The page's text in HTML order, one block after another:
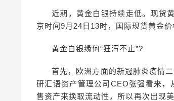
近期，黄金白银持续走低。现货
京时间9月24日13时，国际现货黄金
黄金白银缘何“狂泻不止”?
首先，欧洲方面的新冠肺炎疫情
研汇语资产管理公司CEO张强看来
售资产来换取流动性，所以再次出现